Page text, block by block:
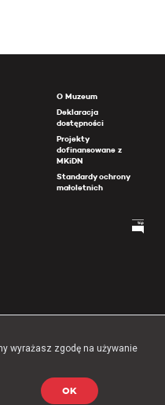
O Muzeum
Deklaracja
dostępności
Projekty
dofinansowane z
MKiDN
Standardy ochrony
małoletnich
Warszawskiego
wyrażasz zgodę na używanie
OK